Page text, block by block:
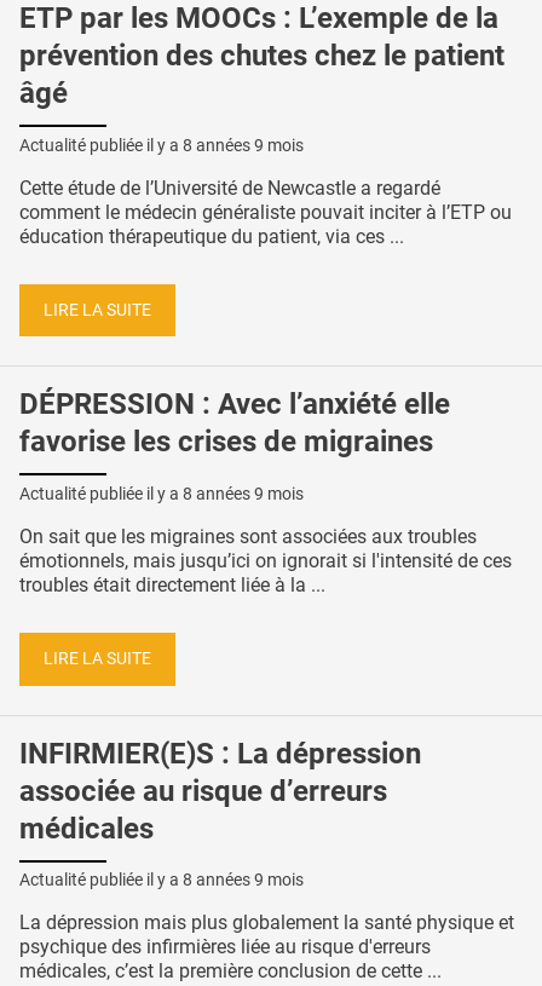
ETP par les MOOCs : L’exemple de la
prévention des chutes chez le patient
âgé
Actualité publiée il y a 8 années 9 mois
Cette étude de l’Université de Newcastle a regardé
comment le médecin généraliste pouvait inciter à l’ETP ou
éducation thérapeutique du patient, via ces ...
LIRE LA SUITE
DÉPRESSION : Avec l’anxiété elle
favorise les crises de migraines
Actualité publiée il y a 8 années 9 mois
On sait que les migraines sont associées aux troubles
émotionnels, mais jusqu’ici on ignorait si l'intensité de ces
troubles était directement liée à la ...
LIRE LA SUITE
INFIRMIER(E)S : La dépression
associée au risque d’erreurs
médicales
Actualité publiée il y a 8 années 9 mois
La dépression mais plus globalement la santé physique et
psychique des infirmières liée au risque d'erreurs
médicales, c’est la première conclusion de cette ...